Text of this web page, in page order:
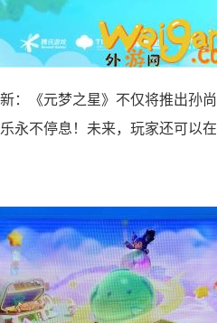
：《元梦之星》不仅将推出孙
永不停息！未来，玩家还可以